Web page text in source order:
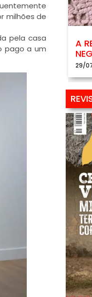
milhões de
pela casa
pago a um
A
29/